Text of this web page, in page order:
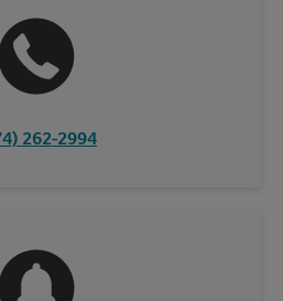
262-2994